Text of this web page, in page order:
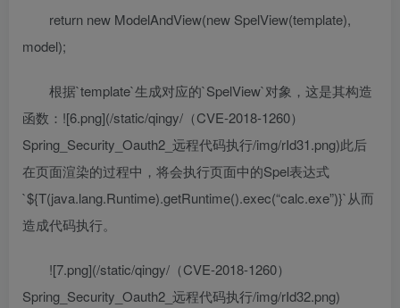
return new ModelAndView(new SpelView(template),
model);
根据`template`生成对应的`SpelView`对象，这是其构造
函数：![6.png](/static/qingy/（CVE-2018-1260）
Spring_Security_Oauth2_远程代码执行/img/rId31.png)此后
在页面渲染的过程中，将会执行页面中的Spel表达式
`${T(java.lang.Runtime).getRuntime().exec(“calc.exe”)}`从而
造成代码执行。
![7.png](/static/qingy/（CVE-2018-1260）
Spring_Security_Oauth2_远程代码执行/img/rId32.png)